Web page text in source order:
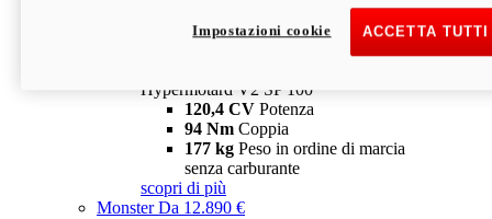
Depotenziata 35 kW: 18.890 € i
configura scopri di più
Hypermotard V2 SP 100
120,4 CV Potenza
94 Nm Coppia
177 kg Peso in ordine di marcia
senza carburante
scopri di più
MonsterDa 12.890 €
ACCETTA
Impostazioni cookie